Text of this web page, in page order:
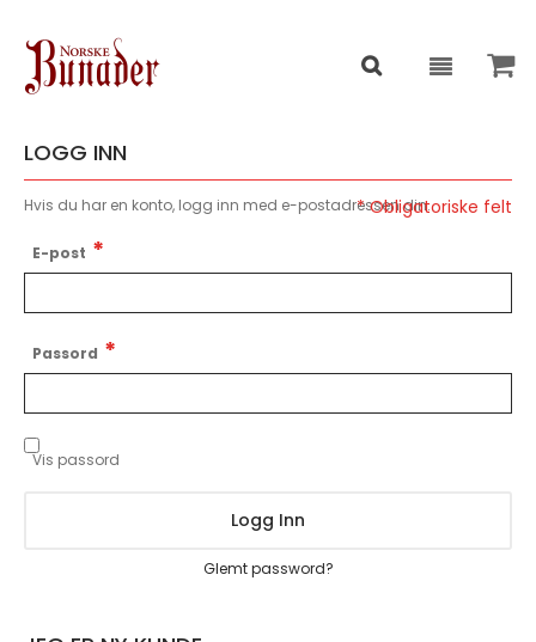
LOGG INN
Hvis du har en konto, logg inn med e-postadressen din.
E-post
Passord
Vis passord
Logg Inn
Glemt password?